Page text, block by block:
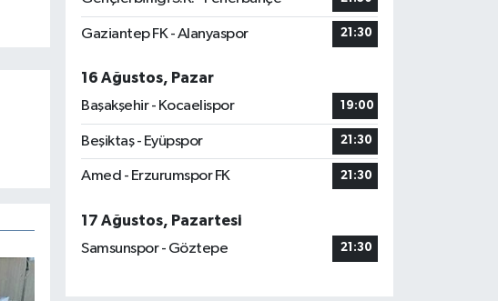
Gaziantep FK - Alanyaspor 21:30
16 Ağustos, Pazar
Başakşehir - Kocaelispor
19:00
Beşiktaş - Eyüpspor 21:30
Amed - Erzurumspor FK 21:30
17 Ağustos, Pazartesi
Samsunspor - Göztepe
21:30